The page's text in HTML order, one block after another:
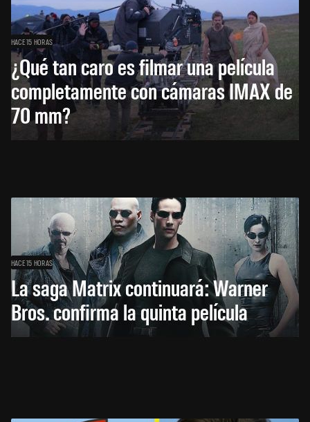
HACE 15 HORAS
¿Qué tan caro es filmar una película
completamente con cámaras IMAX de
70 mm?
HACE 15 HORAS
La saga Matrix continuará: Warner
Bros. confirma la quinta película